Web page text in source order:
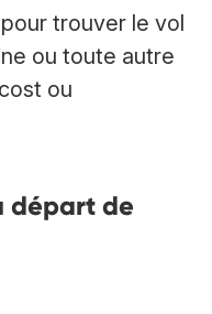
trouver le vol
ou toute autre
ou
départ de